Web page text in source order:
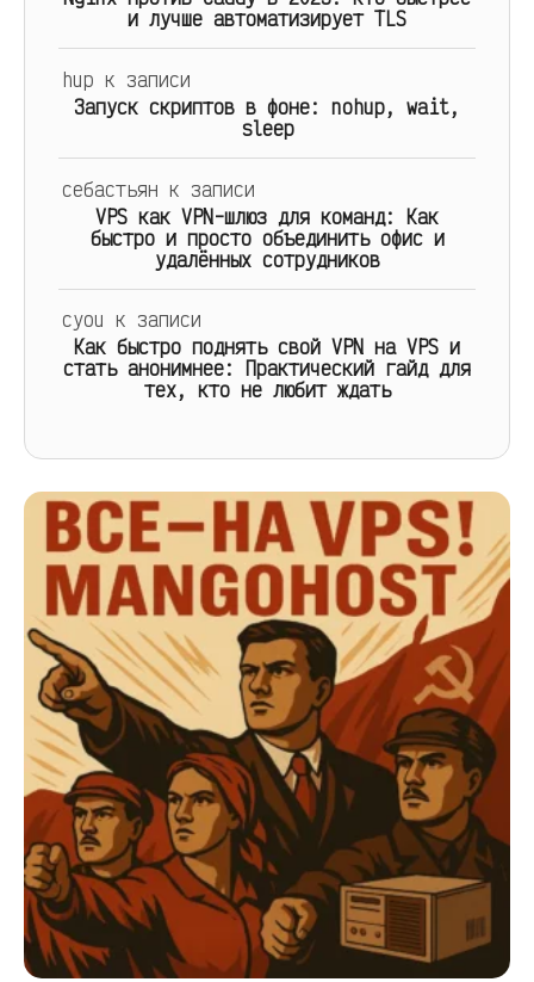
и лучше автоматизирует TLS
hup к записи
Запуск скриптов в фоне: nohup, wait,
sleep
себастьян к записи
VPS как VPN-шлюз для команд: Как
быстро и просто объединить офис и
удалённых сотрудников
cyou к записи
Как быстро поднять свой VPN на VPS и
стать анонимнее: Практический гайд для
тех, кто не любит ждать